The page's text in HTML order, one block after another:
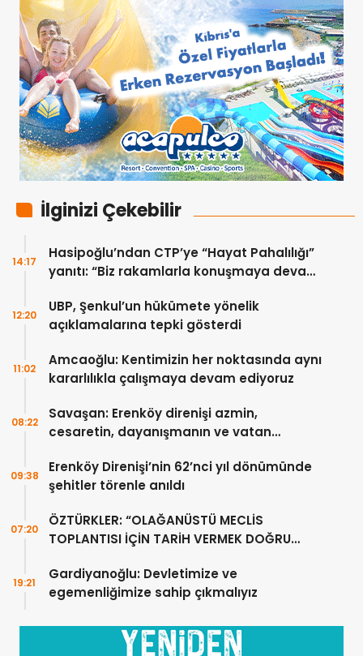
İlginizi Çekebilir
Hasipoğlu’ndan CTP’ye “Hayat Pahalılığı”
yanıtı: “Biz rakamlarla konuşmaya devam
14:17
UBP, Şenkul’un hükümete yönelik
açıklamalarına tepki gösterdi
12:20
Amcaoğlu: Kentimizin her noktasında aynı
kararlılıkla çalışmaya devam ediyoruz
11:02
Savaşan: Erenköy direnişi azmin,
cesaretin, dayanışmanın ve vatan
08:22
Erenköy Direnişi’nin 62’nci yıl dönümünde
şehitler törenle anıldı
09:38
ÖZTÜRKLER: “OLAĞANÜSTÜ MECLİS
TOPLANTISI İÇİN TARİH VERMEK DOĞRU
07:20
Gardiyanoğlu: Devletimize ve
egemenliğimize sahip çıkmalıyız
19:21